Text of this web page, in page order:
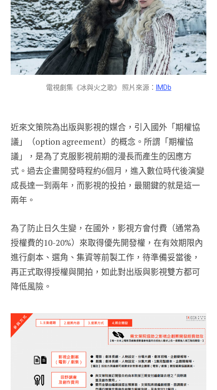
電視劇集《冰與火之歌》 照片來源： IMDb
近來文策院為出版與影視的媒合，引入國外「期權協
議」（option agreement）的概念。所謂「期權協
議」，是為了克服影視前期的漫長而產生的因應方
式。過去企畫開發時程約6個月，進入數位時代後演變
成長達一到兩年，而影視的投拍，最關鍵的就是這一
兩年。
為了防止日久生變，在國外，影視方會付費（通常為
授權費的10-20%）來取得優先開發權，在有效期限內
進行劇本、選角、集資等前製工作，待準備妥當後，
再正式取得授權與開拍，如此對出版與影視雙方都可
降低風險。